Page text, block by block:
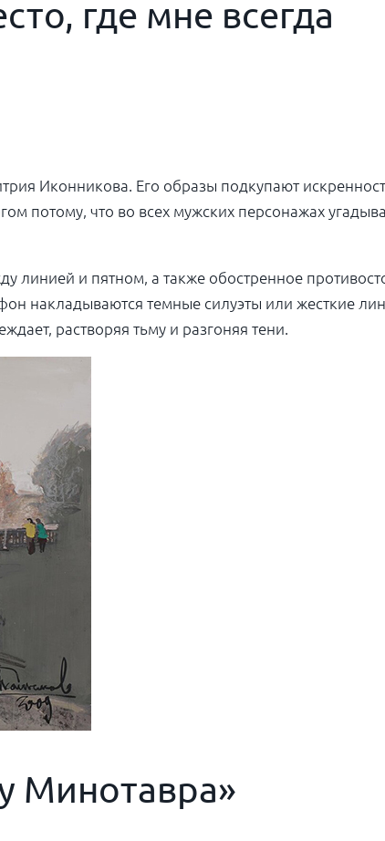
где мне всегда
Иконникова. Его образы подкупают
потому, что во всех мужских персонажах
и пятном, а также обостренное
накладываются темные силуэты или жесткие
растворяя тьму и разгоняя тени.
Минотавра»